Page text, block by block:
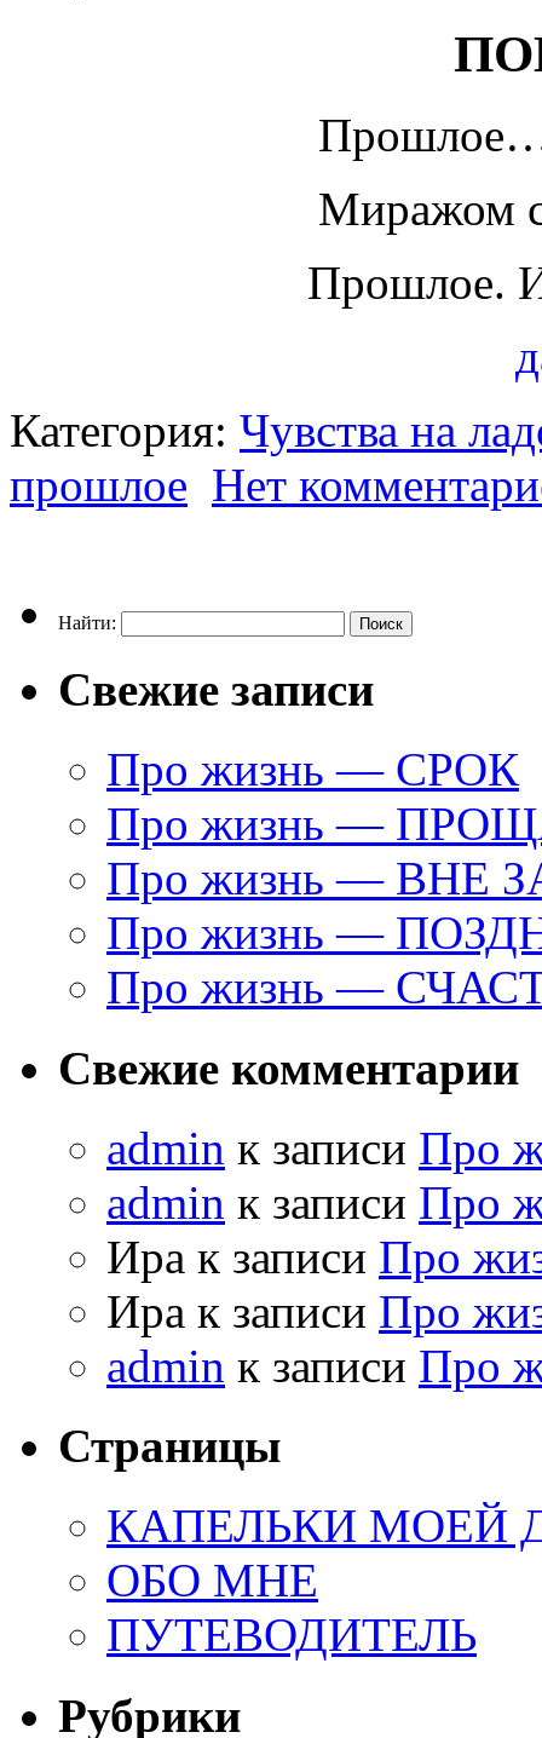
Миражом
Прошлое.
Категория: Чувства на
прошлое Нет
Найти:
Свежие записи
Про жизнь — СРОК
Про жизнь —
Про жизнь — ВНЕ
Про жизнь —
Про жизнь —
Свежие комментарии
admin к записи Про
admin к записи Про
Ира к записи Про
Ира к записи Про
admin к записи Про
Страницы
КАПЕЛЬКИ МОЕЙ
ОБО МНЕ
ПУТЕВОДИТЕЛЬ
Рубрики